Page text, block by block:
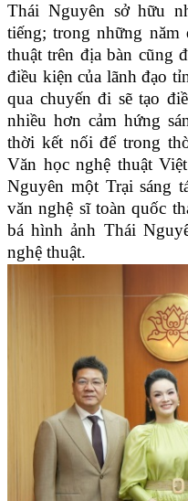
Thái Nguyên sở hữu
tiếng; trong những năm
thuật trên địa bàn cũng
điều kiện của lãnh đạo
qua chuyến đi sẽ tạo
nhiều hơn cảm hứng
thời kết nối để trong
Văn học nghệ thuật
Nguyên một Trại sáng
văn nghệ sĩ toàn quốc
bá hình ảnh Thái
nghệ thuật.